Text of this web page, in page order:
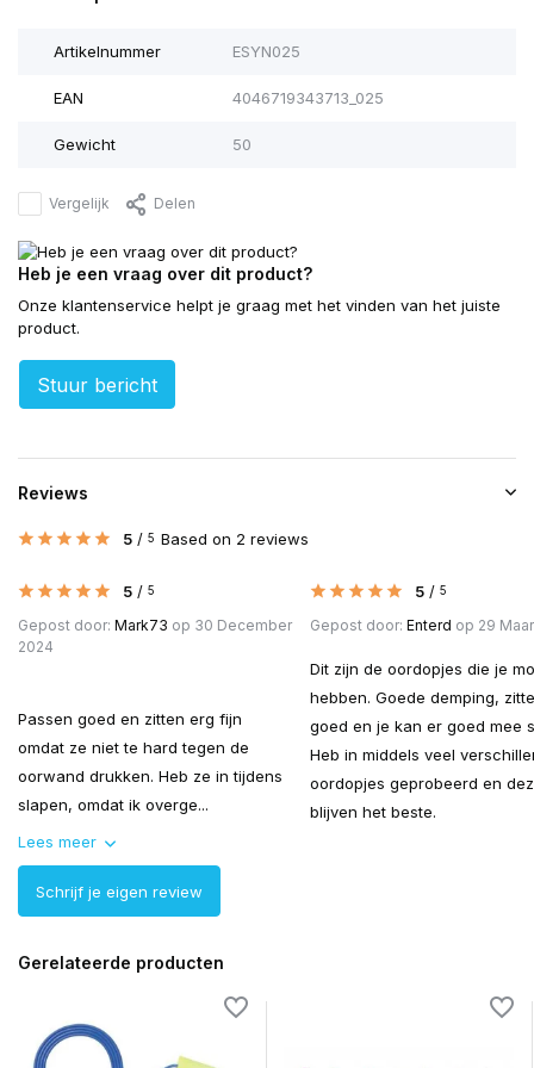
Artikelnummer ESYN025
EAN 4046719343713_025
Gewicht 50
Vergelijk Delen
Heb je een vraag over dit product?
Onze klantenservice helpt je graag met het vinden van het juiste
product.
Stuur bericht
Reviews
5 / 5 Based on 2 reviews
5 / 5
Gepost door: Mark73 op 30 December
2024
Passen goed en zitten erg fijn
omdat ze niet te hard tegen de
oorwand drukken. Heb ze in tijdens
slapen, omdat ik overge...
Lees meer
5 / 5
Gepost door: Enterd op 29
Dit zijn de oordopjes die je
hebben. Goede demping,
goed en je kan er goed mee
Heb in middels veel
oordopjes geprobeerd en
blijven het beste.
Schrijf je eigen review
Gerelateerde producten